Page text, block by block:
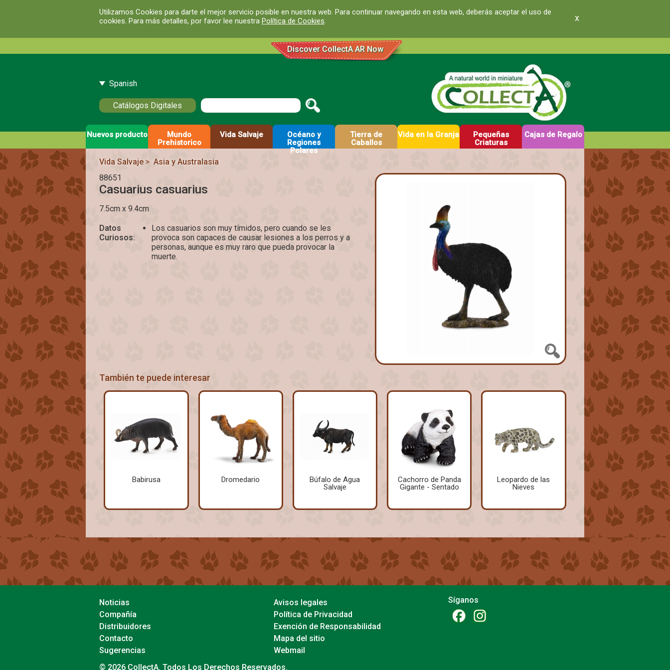
Utilizamos Cookies para darte el mejor servicio posible en nuestra web. Para continuar navegando en esta web, deberás aceptar el uso de
cookies. Para más detalles, por favor lee nuestra Política de Cookies. x
Discover CollectA AR Now
Spanish
Catálogos Digitales
Nuevos producto
Mundo
Prehistorico
Vida Salvaje
Océano y
Regiones
Polares
Tierra de
Caballos
Vida en la Granja
Pequeñas
Criaturas
Cajas de Regalo
Vida Salvaje> Asia y Australasia
88651
Casuarius casuarius
7.5cm x 9.4cm
Datos
Curiosos:
Los casuarios son muy tímidos, pero cuando se les
provoca son capaces de causar lesiones a los perros y a
personas, aunque es muy raro que pueda provocar la
muerte.
También te puede interesar
Babirusa Dromedario
Búfalo de Agua
Salvaje
Cachorro de Panda
Gigante - Sentado
Leopardo de las
Nieves
Noticias
Compañía
Distribuidores
Contacto
Sugerencias
Avisos legales
Política de Privacidad
Exención de Responsabilidad
Mapa del sitio
Webmail
Síganos
© 2026 CollectA. Todos Los Derechos Reservados.